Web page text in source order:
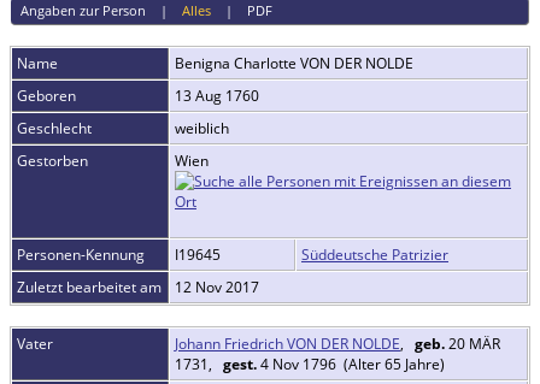
Angaben zur Person | Alles| PDF
Name Benigna Charlotte VON DER NOLDE
Geboren
13 Aug 1760
Geschlecht
weiblich
Gestorben
Wien
Personen-Kennung I19645
Süddeutsche Patrizier
Zuletzt bearbeitet am
12 Nov 2017
Vater Johann Friedrich VON DER NOLDE, geb.20 MÄR
1731, gest.4 Nov 1796 (Alter 65 Jahre)